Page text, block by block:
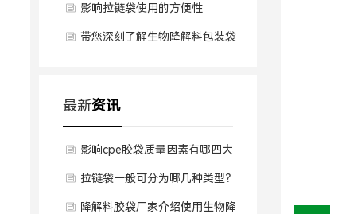
的塑料包装袋！！
影响拉链袋使用的方便性
带您深刻了解生物降解料包装袋
最新资讯
影响cpe胶袋质量因素有哪四大
点？
拉链袋一般可分为哪几种类型？
降解料胶袋厂家介绍使用生物降